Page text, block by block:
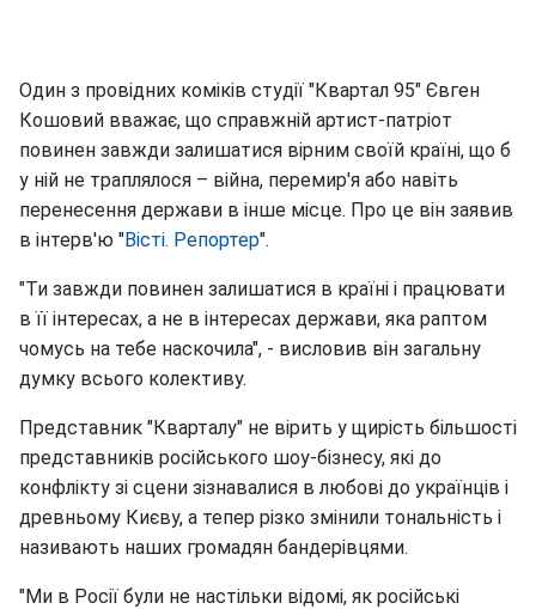
Один з провідних коміків студії "Квартал 95" Євген
Кошовий вважає, що справжній артист-патріот
повинен завжди залишатися вірним своїй країні, що б
у ній не траплялося – війна, перемир'я або навіть
перенесення держави в інше місце. Про це він заявив
в інтерв'ю "Вісті. Репортер".
"Ти завжди повинен залишатися в країні і працювати
в її інтересах, а не в інтересах держави, яка раптом
чомусь на тебе наскочила", - висловив він загальну
думку всього колективу.
Представник "Кварталу" не вірить у щирість більшості
представників російського шоу-бізнесу, які до
конфлікту зі сцени зізнавалися в любові до українців і
древньому Києву, а тепер різко змінили тональність і
називають наших громадян бандерівцями.
"Ми в Росії були не настільки відомі, як російські